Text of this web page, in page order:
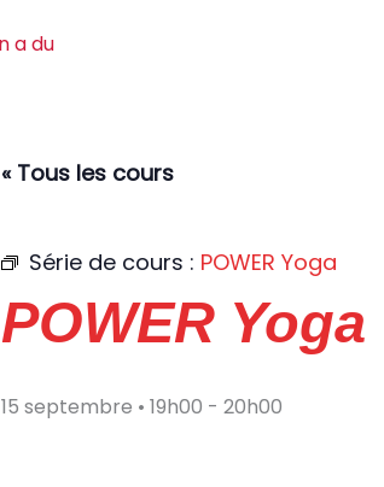
« Tous les cours
Série de cours : POWER Yoga
POWER Yoga
15 septembre • 19h00 - 20h00